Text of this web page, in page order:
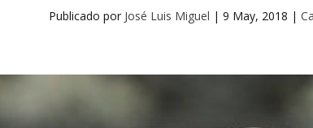
Publicado por José Luis Miguel | 9 May, 2018 |